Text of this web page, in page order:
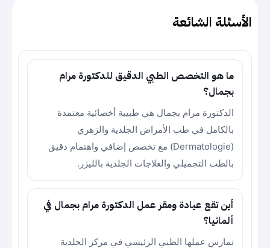
الأسئلة الشائعة
ما هو التخصص الطبي الدقيق للدكتورة مرام
بجمال؟
الدكتورة مرام بجمال هي طبيبة أخصائية معتمدة
بالكامل في طب الأمراض الجلدية والزهري
(Dermatologie) مع تخصص إضافي واهتمام دقيق
بالطب التجميلي والعلاجات الجلدية بالليزر.
أين تقع عيادة ومقر عمل الدكتورة مرام بجمال في
ألمانيا؟
تمارس عملها الطبي الرئيسي في مركز الجلدية